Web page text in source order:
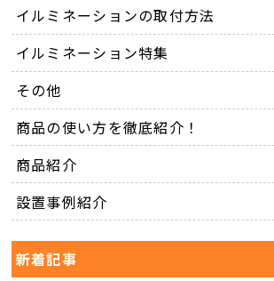
イルミネーションの取付方法
イルミネーション特集
その他
商品の使い方を徹底紹介！
商品紹介
設置事例紹介
新着記事